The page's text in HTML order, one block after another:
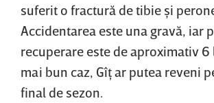
suferit o fractură de tibie şi
Accidentarea este una gravă, iar
recuperare este de aproximativ 6
mai bun caz, Gîţ ar putea reveni
final de sezon.